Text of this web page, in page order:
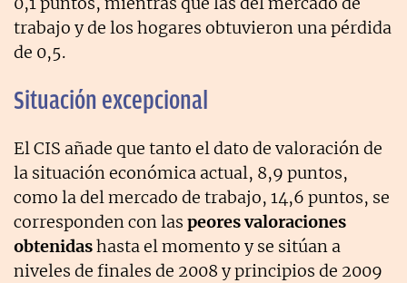
trabajo y de los hogares obtuvieron una pérdida
de 0,5.
Situación excepcional
El CIS añade que tanto el dato de valoración de
la situación económica actual, 8,9 puntos,
como la del mercado de trabajo, 14,6 puntos, se
corresponden con las peores valoraciones
obtenidashasta el momento y se sitúan a
niveles de finales de 2008 y principios de 2009